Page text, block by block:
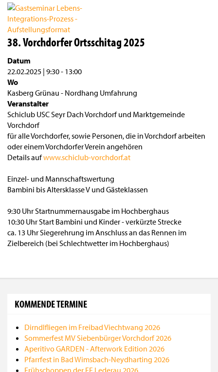
38. Vorchdorfer Ortsschitag 2025
Datum
22.02.2025 | 9:30- 13:00
Wo
Kasberg Grünau - Nordhang Umfahrung
Veranstalter
Schiclub USC Seyr Dach Vorchdorf und Marktgemeinde
Vorchdorf
für alle Vorchdorfer, sowie Personen, die in Vorchdorf arbeiten
oder einem Vorchdorfer Verein angehören
Details aufwww.schiclub-vorchdorf.at
Einzel- und Mannschaftswertung
Bambini bis Altersklasse V und Gästeklassen
9:30 Uhr Startnummernausgabe im Hochberghaus
10:30 Uhr Start Bambini und Kinder - verkürzte Strecke
ca. 13 Uhr Siegerehrung im Anschluss an das Rennen im
Zielbereich (bei Schlechtwetter im Hochberghaus)
KOMMENDE TERMINE
Dirndlfliegen im Freibad Viechtwang 2026
Sommerfest MV Siebenbürger Vorchdorf 2026
Aperitivo GARDEN - Afterwork Edition 2026
Pfarrfest in Bad Wimsbach-Neydharting 2026
Frühschoppen der FF Lederau 2026